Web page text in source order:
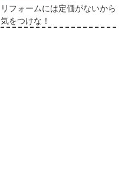
リフォームには定価がないから
気をつけな！